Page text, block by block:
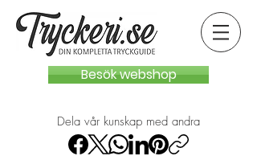
Besök webshop
Dela vår kunskap med andra